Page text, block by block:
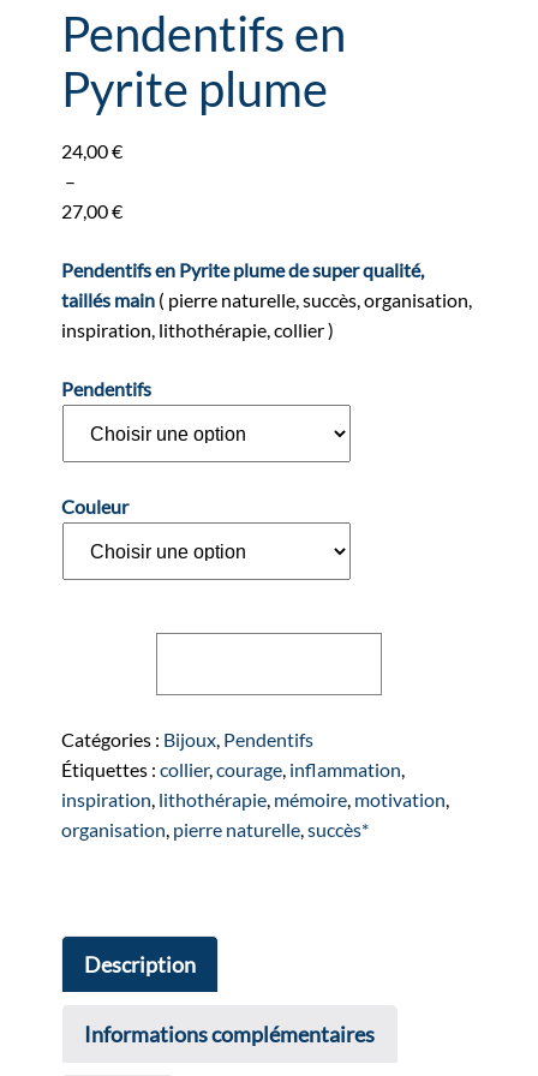
Pendentifs en
Pyrite plume
24,00€
–
27,00€
de
prix :
24,00 €
27,00 €
Pendentifs en Pyrite plume de super qualité,
taillés main ( pierre naturelle, succès, organisation,
inspiration, lithothérapie, collier )
Pendentifs
Couleur
en
Pyrite
plume
Catégories : Bijoux Pendentifs
Étiquettes :collier,courage inflammation
inspiration lithothérapie mémoire motivation
organisation pierre naturelle ,succès*
Description
Informations complémentaires